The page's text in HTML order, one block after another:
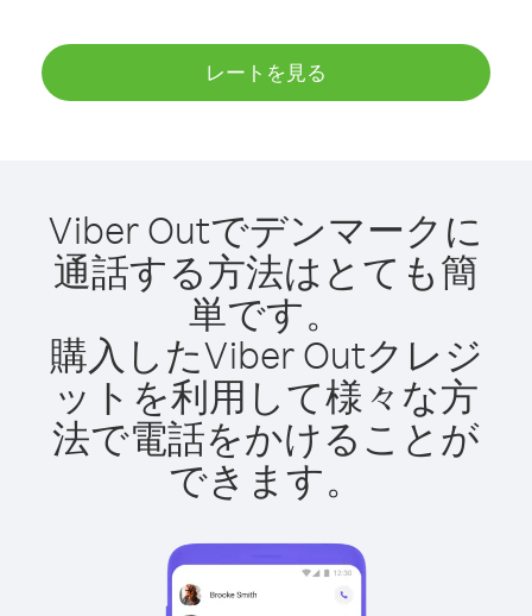
レートを見る
Viber Outでデンマークに
通話する方法はとても簡
単です。
購入したViber Outクレジ
ットを利用して様々な方
法で電話をかけることが
できます。